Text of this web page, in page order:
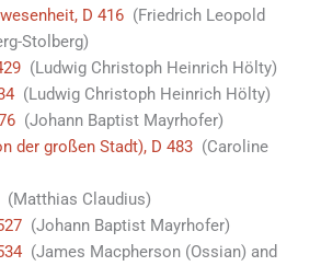
D 416(Friedrich Leopold
Stolberg)
(Ludwig Christoph Heinrich Hölty)
(Ludwig Christoph Heinrich Hölty)
(Johann Baptist Mayrhofer)
der großen Stadt), D 483(Caroline
Claudius)
(Johann Baptist Mayrhofer)
(James Macpherson (Ossian) and